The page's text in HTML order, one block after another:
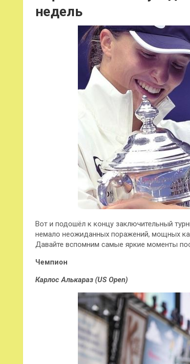
недель
Вот и подошёл к концу заключительный
немало неожиданных поражений, мощных
Давайте вспомним самые яркие моменты
Чемпион
Карлос Алькараз (US Open)